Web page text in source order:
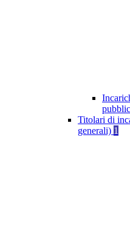
Titolari di
generali) 1